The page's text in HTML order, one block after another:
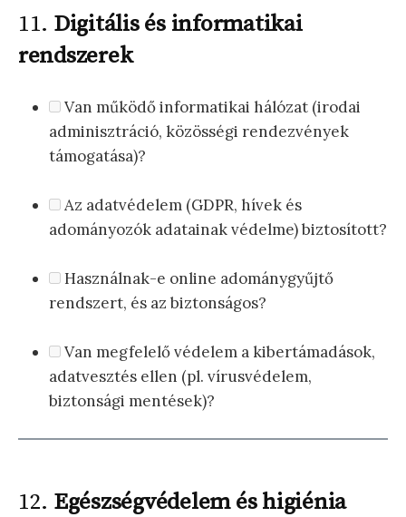
11. Digitális és informatikai
rendszerek
Van működő informatikai hálózat (irodai
adminisztráció, közösségi rendezvények
támogatása)?
Az adatvédelem (GDPR, hívek és
adományozók adatainak védelme) biztosított?
Használnak-e online adománygyűjtő
rendszert, és az biztonságos?
Van megfelelő védelem a kibertámadások,
adatvesztés ellen (pl. vírusvédelem,
biztonsági mentések)?
12. Egészségvédelem és higiénia